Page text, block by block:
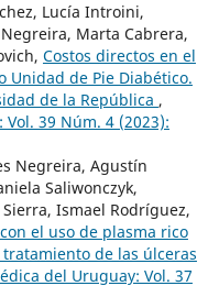
Lucía Introini,
Marta Cabrera,
Costos directos en el
de Pie Diabético.
de la República ,
39 Núm. 4 (2023):
Negreira, Agustín
Saliwonczyk,
Ismael Rodríguez,
el uso de plasma rico
de las úlceras
del Uruguay: Vol. 37